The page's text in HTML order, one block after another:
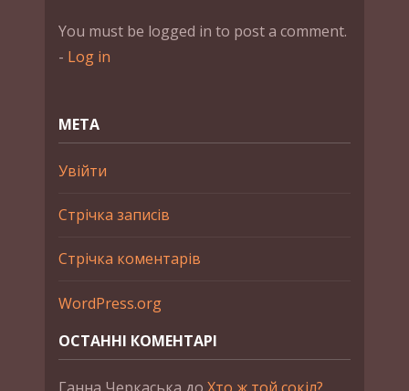
You must be logged in to post a comment.
- Log in
МЕТА
Увійти
Стрічка записів
Стрічка коментарів
WordPress.org
ОСТАННІ КОМЕНТАРІ
Ганна Черкаська до Хто ж той сокіл?